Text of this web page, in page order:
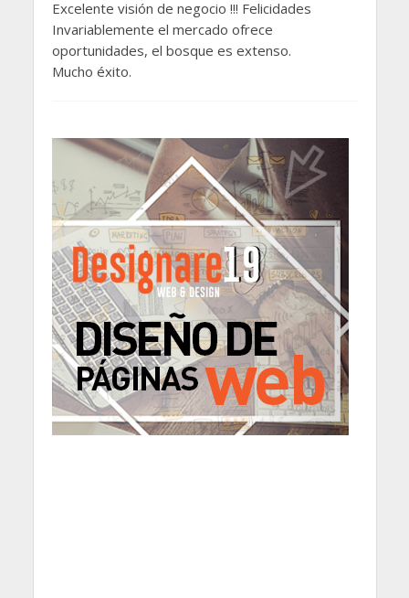
Excelente visión de negocio !!! Felicidades
Invariablemente el mercado ofrece
oportunidades, el bosque es extenso.
Mucho éxito.